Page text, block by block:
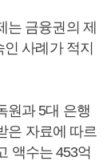
금융권의 제
사례가 적지
원과 5대 은행
은 자료에 따르
액수는 453억